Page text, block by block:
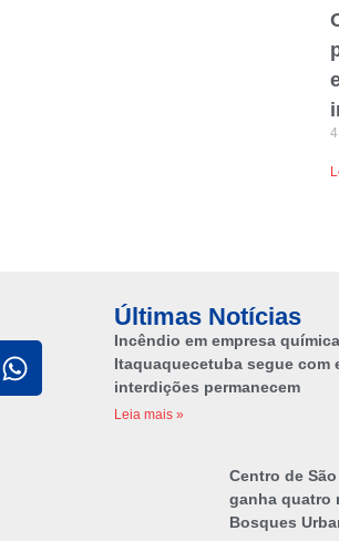
Últimas Notícias
Incêndio em empresa
Itaquaquecetuba segue com
interdições permanecem
Leia mais »
Centro de
ganha quatro
Bosques